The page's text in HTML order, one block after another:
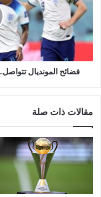
فضائح المونديال
مقالات ذات صلة